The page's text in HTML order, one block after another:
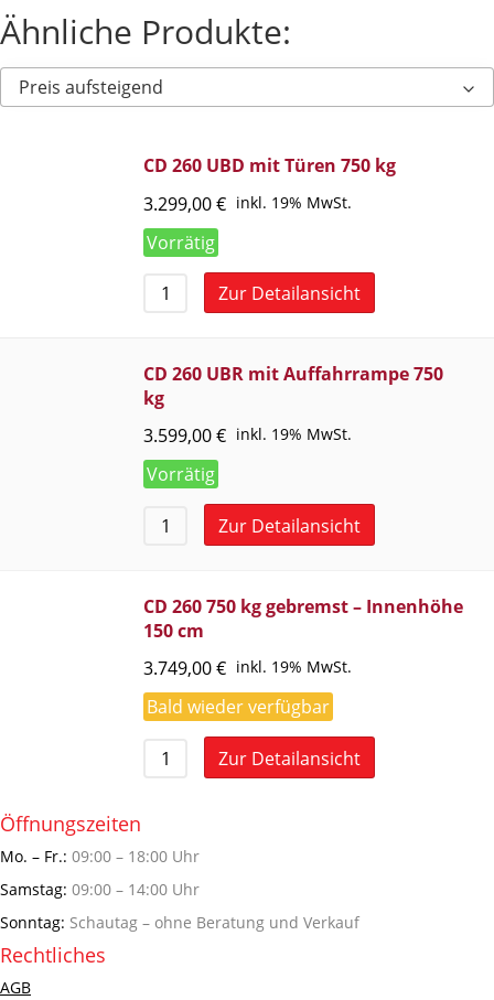
Ähnliche Produkte:
Preis aufsteigend
CD 260 UBD mit Türen 750 kg
3.299,00€ inkl. 19% MwSt.
Vorrätig
Zur Detailansicht
CD 260 UBR mit Auffahrrampe 750
kg
3.599,00€ inkl. 19% MwSt.
Vorrätig
Zur Detailansicht
CD 260 750 kg gebremst – Innenhöhe
150 cm
3.749,00€ inkl. 19% MwSt.
Bald wieder verfügbar
Zur Detailansicht
Öffnungszeiten
Mo. – Fr.: 09:00 – 18:00 Uhr
Samstag: 09:00 – 14:00 Uhr
Sonntag: Schautag – ohne Beratung und Verkauf
Rechtliches
AGB